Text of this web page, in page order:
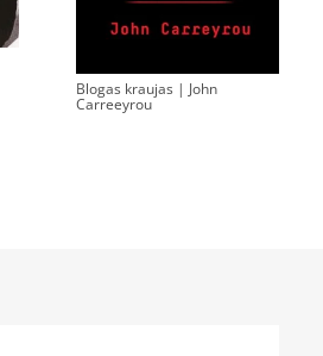
Blogas kraujas | John
Carreeyrou